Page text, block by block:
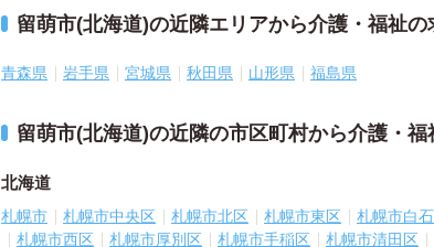
留萌市(北海道)の近隣エリアから介護・福祉の
青森県 岩手県 宮城県 秋田県 山形県 福島県
留萌市(北海道)の近隣の市区町村から介護・
北海道
札幌市 札幌市中央区 札幌市北区 札幌市東区 札幌市白
札幌市西区
札幌市厚別区 札幌市手稲区 札幌市清田区